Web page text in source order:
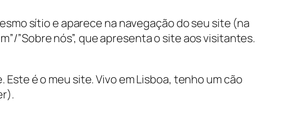
sítio e aparece na navegação do seu site (na
”Sobre nós”, que apresenta o site aos visitantes.
é o meu site. Vivo em Lisboa, tenho um cão